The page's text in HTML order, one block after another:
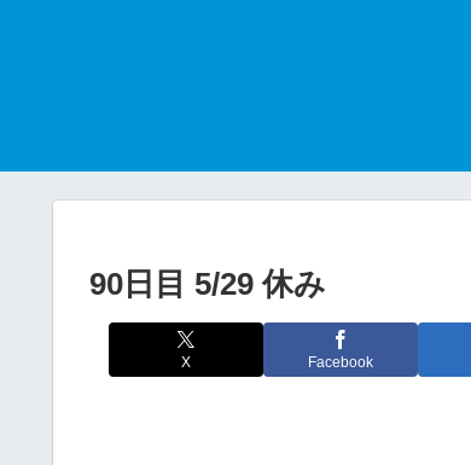
90日目 5/29 休み
X Facebook